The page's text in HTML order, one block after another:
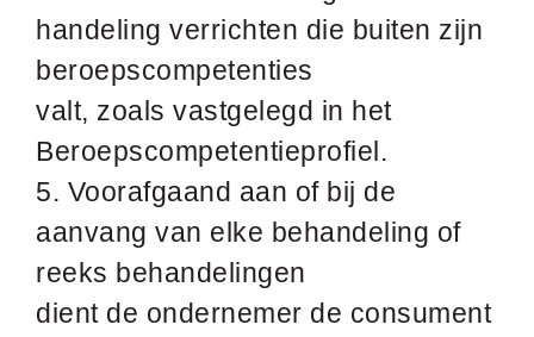
handeling verrichten die buiten zijn
beroepscompetenties
valt, zoals vastgelegd in het
Beroepscompetentieprofiel.
5. Voorafgaand aan of bij de
aanvang van elke behandeling of
reeks behandelingen
dient de ondernemer de consument